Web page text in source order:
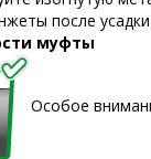
после
муфты
Особое